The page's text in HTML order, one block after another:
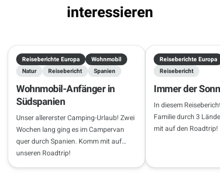
interessieren
Reiseberichte Europa
Wohnmobil
Natur
Reisebericht Spanien
Wohnmobil-Anfänger in
Südspanien
Unser allererster Camping-Urlaub! Zwei
Wochen lang ging es im Campervan
quer durch Spanien. Komm mit auf
unseren Roadtrip!
Reiseberichte Europa
Reisebericht
Immer der
In diesem
Familie durch 3
mit auf den Roadtrip!